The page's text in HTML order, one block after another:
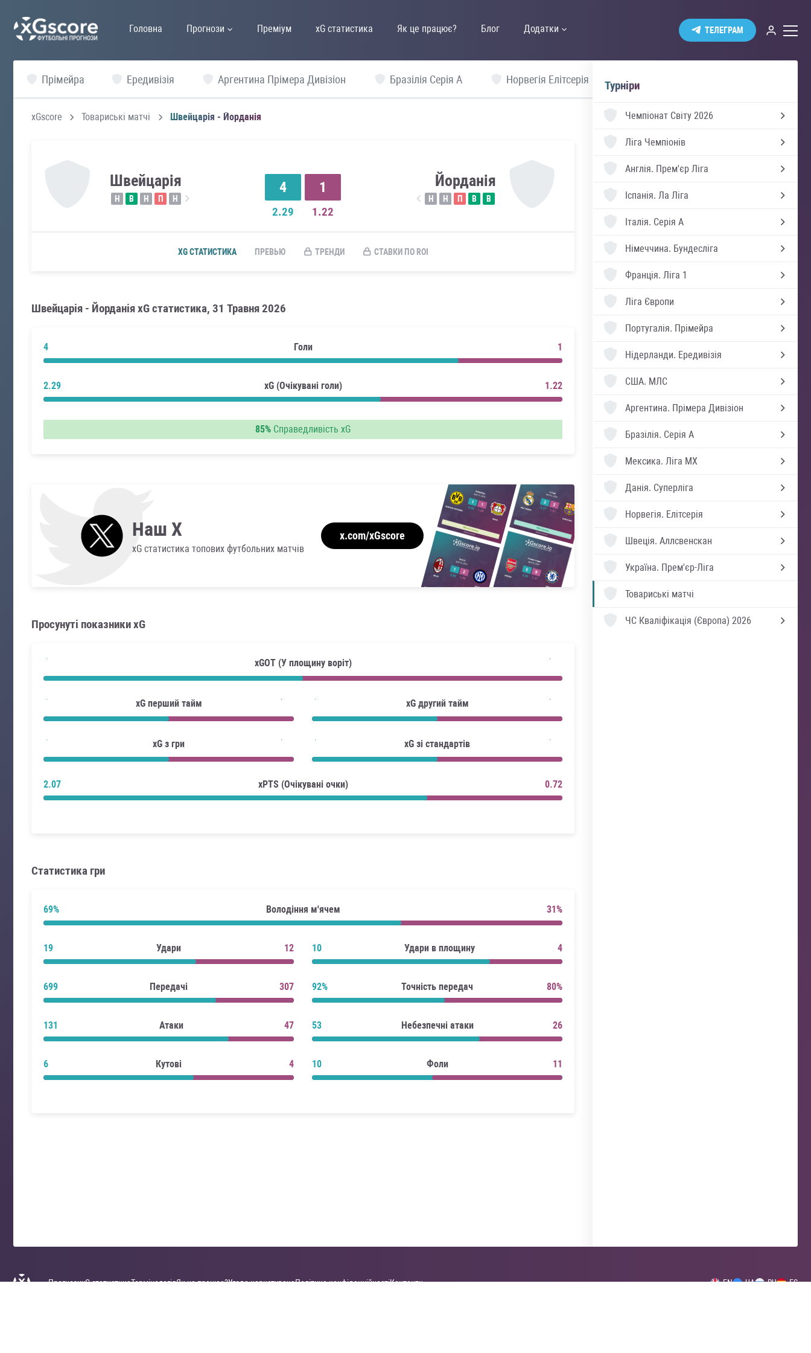
Головна Прогнози Преміум xG статистика Як це працює? Блог Додатки ТЕЛЕГРАМ
Прімейра Ередивізія Аргентина Прімера Дивізіон Бразілія Серія А Норвегія Елітсерія
xGscore Товариські матчі Швейцарія - Йорданія
Швейцарія
Н В Н П Н
4
2.29
1
1.22
Йорданія
Н Н П В В
XG СТАТИСТИКА ПРЕВЬЮ ТРЕНДИ СТАВКИ ПО ROI
Швейцарія - Йорданія xG статистика, 31 Травня 2026
4 Голи 1
2.29 xG (Очікувані голи) 1.22
85% Справедливість xG
Наш X
xG статистика топових футбольних матчів
x.com/xGscore
Просунуті показники xG
xGOT (У площину воріт)
xG перший тайм xG другий тайм
xG з гри xG зі стандартів
2.07 xPTS (Очікувані очки) 0.72
Статистика гри
69% Володіння м'ячем 31%
19 Удари 12 10 Удари в площину 4
699 Передачі 307 92% Точність передач 80%
131 Атаки 47 53 Небезпечні атаки 26
6 Кутові 4 10 Фоли 11
Турніри
Чемпіонат Світу 2026
Ліга Чемпіонів
Англія. Прем'єр Ліга
Іспанія. Ла Ліга
Італія. Серія А
Німеччина. Бундесліга
Франція. Ліга 1
Ліга Європи
Португалія. Прімейра
Нідерланди. Ередивізія
США. МЛС
Аргентина. Прімера Дивізіон
Бразілія. Серія А
Мексика. Ліга MX
Данія. Суперліга
Норвегія. Елітсерія
Швеція. Аллсвенскан
Україна. Прем'єр-Ліга
Товариські матчі
ЧС Кваліфікація (Європа) 2026
ПрогнозиxG статистикаТермінологіяЯк це працює?Угода користувачаПолітика конфіденційностіКонтакти EN UA RU ES